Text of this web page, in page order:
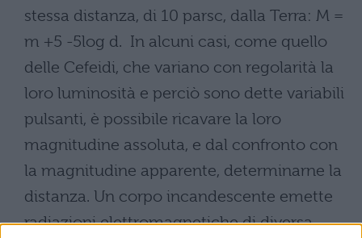
stessa distanza, di 10 parsc, dalla Terra: M =
m +5 -5log d. In alcuni casi, come quello
delle Cefeidi, che variano con regolarità la
loro luminosità e perciò sono dette variabili
pulsanti, è possibile ricavare la loro
magnitudine assoluta, e dal confronto con
la magnitudine apparente, determinarne la
distanza. Un corpo incandescente emette
radiazioni elettromagnetiche di diversa